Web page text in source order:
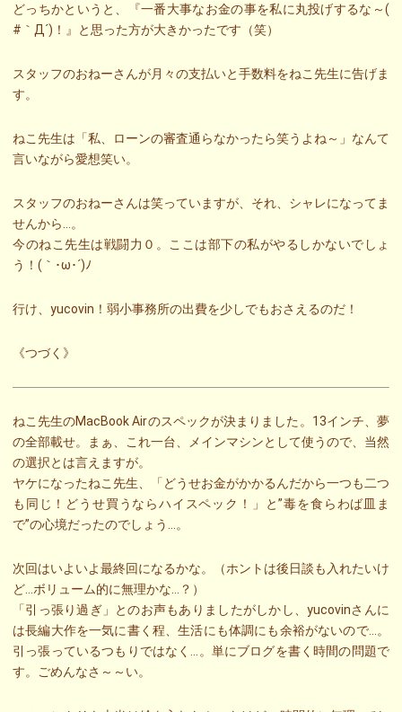
どっちかというと、『一番大事なお金の事を私に丸投げするな～(
#｀Д´)！』と思った方が大きかったです（笑）
スタッフのおねーさんが月々の支払いと手数料をねこ先生に告げま
す。
ねこ先生は「私、ローンの審査通らなかったら笑うよね～」なんて
言いながら愛想笑い。
スタッフのおねーさんは笑っていますが、それ、シャレになってま
せんから…。
今のねこ先生は戦闘力０。ここは部下の私がやるしかないでしょ
う！(｀･ω･´)ﾉ
行け、yucovin！弱小事務所の出費を少しでもおさえるのだ！
《つづく》
ねこ先生のMacBook Airのスペックが決まりました。13インチ、夢
の全部載せ。まぁ、これ一台、メインマシンとして使うので、当然
の選択とは言えますが。
ヤケになったねこ先生、「どうせお金がかかるんだから一つも二つ
も同じ！どうせ買うならハイスペック！」と”毒を食らわば皿ま
で”の心境だったのでしょう…。
次回はいよいよ最終回になるかな。（ホントは後日談も入れたいけ
ど…ボリューム的に無理かな…？）
「引っ張り過ぎ」とのお声もありましたがしかし、yucovinさんに
は長編大作を一気に書く程、生活にも体調にも余裕がないので…。
引っ張っているつもりではなく…。単にブログを書く時間の問題で
す。ごめんなさ～～い。